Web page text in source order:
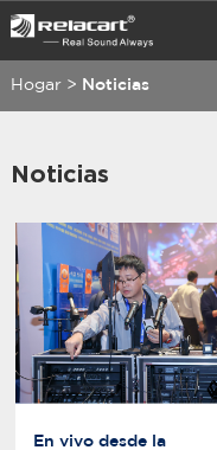
Hogar > Noticias
Noticias
En vivo desde la